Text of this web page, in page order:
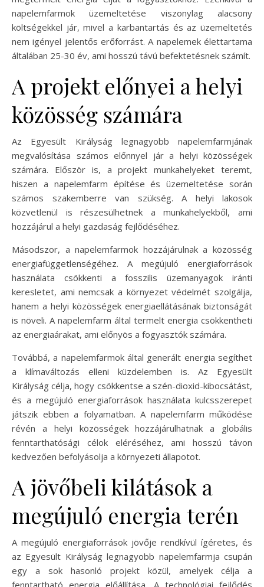
napelemfarmok üzemeltetése viszonylag alacsony
költségekkel jár, mivel a karbantartás és az üzemeltetés
nem igényel jelentős erőforrást. A napelemek élettartama
általában 25-30 év, ami hosszú távú befektetésnek számít.
A projekt előnyei a helyi
közösség számára
Az Egyesült Királyság legnagyobb napelemfarmjának
megvalósítása számos előnnyel jár a helyi közösségek
számára. Először is, a projekt munkahelyeket teremt,
hiszen a napelemfarm építése és üzemeltetése során
számos szakemberre van szükség. A helyi lakosok
közvetlenül is részesülhetnek a munkahelyekből, ami
hozzájárul a helyi gazdaság fejlődéséhez.
Másodszor, a napelemfarmok hozzájárulnak a közösség
energiafüggetlenségéhez. A megújuló energiaforrások
használata csökkenti a fosszilis üzemanyagok iránti
keresletet, ami nemcsak a környezet védelmét szolgálja,
hanem a helyi közösségek energiaellátásának biztonságát
is növeli. A napelemfarm által termelt energia csökkentheti
az energiaárakat, ami előnyös a fogyasztók számára.
Továbbá, a napelemfarmok által generált energia segíthet
a klímaváltozás elleni küzdelemben is. Az Egyesült
Királyság célja, hogy csökkentse a szén-dioxid-kibocsátást,
és a megújuló energiaforrások használata kulcsszerepet
játszik ebben a folyamatban. A napelemfarm működése
révén a helyi közösségek hozzájárulhatnak a globális
fenntarthatósági célok eléréséhez, ami hosszú távon
kedvezően befolyásolja a környezeti állapotot.
A jövőbeli kilátások a
megújuló energia terén
A megújuló energiaforrások jövője rendkívül ígéretes, és
az Egyesült Királyság legnagyobb napelemfarmja csupán
egy a sok hasonló projekt közül, amelyek célja a
fenntartható energia előállítása. A technológiai fejlődés